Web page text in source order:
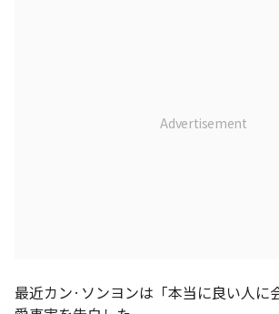
最近カン·ソンヨンは「本当に良い人に